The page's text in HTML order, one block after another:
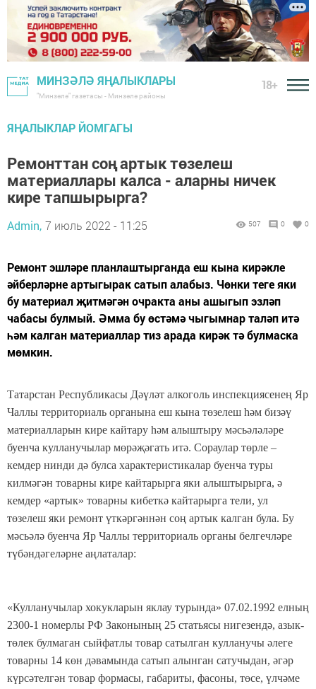
МИНЗӘЛӘ ЯҢАЛЫКЛАРЫ
"Минзәлә" газетасы - Минзәлә районы
18+
ЯҢАЛЫКЛАР ЙОМГАГЫ
Ремонттан соң артык төзелеш
материаллары калса - аларны ничек
кире тапшырырга?
Admin, 7 июль 2022 - 11:25 507 0 0
Ремонт эшләре планлаштырганда еш кына кирәкле
әйберләрне артыгырак сатып алабыз. Чөнки теге яки
бу материал җитмәгән очракта аны ашыгып эзләп
чабасы булмый. Әмма бу өстәмә чыгымнар таләп итә
һәм калган материаллар тиз арада кирәк тә булмаска
мөмкин.
Татарстан Республикасы Дәүләт алкоголь инспекциясенең Яр
Чаллы территориаль органына еш кына төзелеш һәм бизәү
материалларын кире кайтару һәм алыштыру мәсьәләләре
буенча кулланучылар мөрәҗәгать итә. Сораулар төрле –
кемдер нинди дә булса характеристикалар буенча туры
килмәгән товарны кире кайтарырга яки алыштырырга, ә
кемдер «артык» товарны кибеткә кайтарырга тели, ул
төзелеш яки ремонт үткәргәннән соң артык калган була. Бу
мәсьәлә буенча Яр Чаллы территориаль органы белгечләре
түбәндәгеләрне аңлаталар:
«Кулланучылар хокукларын яклау турында» 07.02.1992 елның
2300-1 номерлы РФ Законының 25 статьясы нигезендә, азык-
төлек булмаган сыйфатлы товар сатылган кулланучы әлеге
товарны 14 көн дәвамында сатып алынган сатучыдан, әгәр
күрсәтелгән товар формасы, габариты, фасоны, төсе, үлчәме